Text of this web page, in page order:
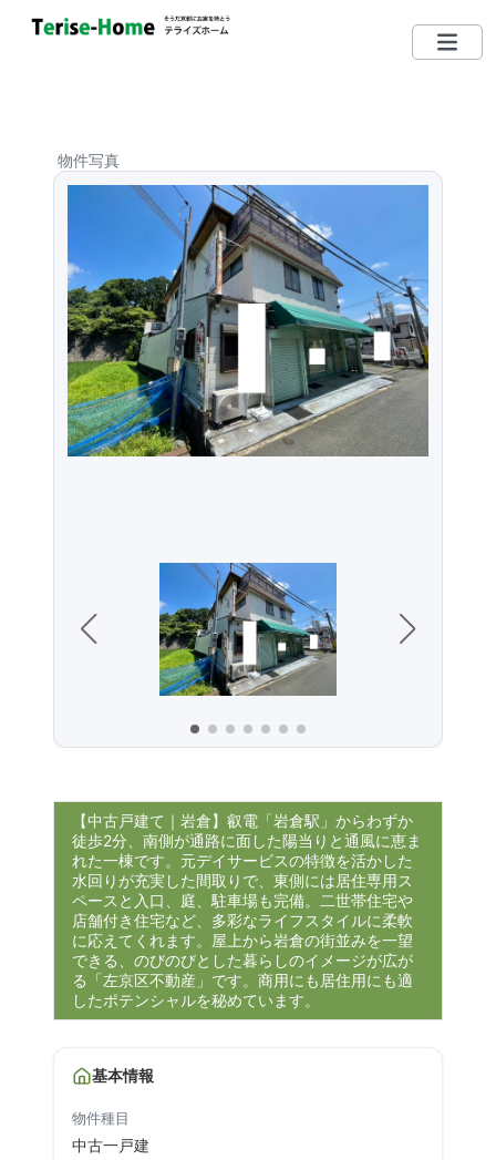
営業時間：10：00〜19：00
定休日：毎週水曜日 （日・祝日営業しています）
左京区で買いたい
左京区で売りたい
無料相談する
左京区ってどんな街？
リクエスト登録
【中古戸建て｜岩倉】叡電「岩倉駅」からわずか
徒歩2分、南側が通路に面した陽当りと通風に恵ま
れた一棟です。元デイサービスの特徴を活かした
水回りが充実した間取りで、東側には居住専用ス
ペースと入口、庭、駐車場も完備。二世帯住宅や
店舗付き住宅など、多彩なライフスタイルに柔軟
に応えてくれます。屋上から岩倉の街並みを一望
できる、のびのびとした暮らしのイメージが広が
る「左京区不動産」です。商用にも居住用にも適
したポテンシャルを秘めています。
物件写真
基本情報
物件種目
中古一戸建